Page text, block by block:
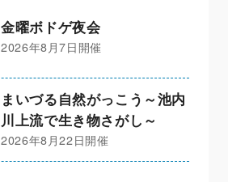
金曜ボドゲ夜会
2026年8月7日開催
まいづる自然がっこう～池内
川上流で生き物さがし～
2026年8月22日開催